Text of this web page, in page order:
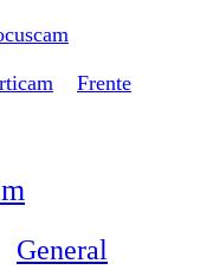
Frente
General